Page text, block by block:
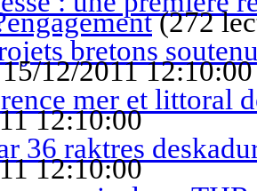
(272
bretons
12/2011 12:10:00
mer et littoral
12:10:00
36 raktres
12:10:00